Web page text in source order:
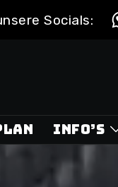
Socials:
INFO’S